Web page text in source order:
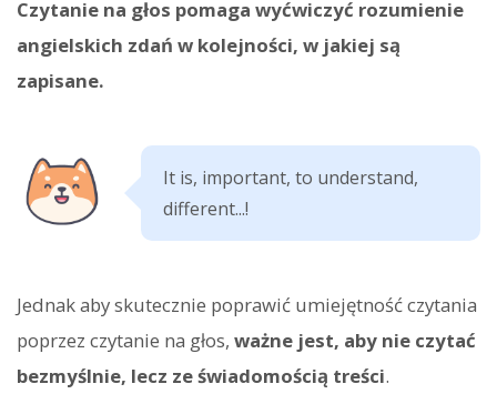
Czytanie na głos pomaga wyćwiczyć rozumienie
angielskich zdań w kolejności, w jakiej są
zapisane.
It is, important, to understand,
different...!
Jednak aby skutecznie poprawić umiejętność czytania
poprzez czytanie na głos, ważne jest, aby nie czytać
bezmyślnie, lecz ze świadomością treści.